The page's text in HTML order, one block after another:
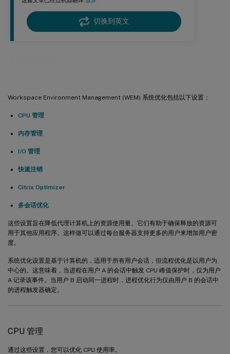
切换到英文
Workspace Environment Management (WEM) 系统优化包括以下设置：
CPU 管理
内存管理
I/O 管理
快速注销
Citrix Optimizer
多会话优化
这些设置旨在降低代理计算机上的资源使用量。它们有助于确保释放的资源可
用于其他应用程序。这样做可以通过每台服务器支持更多的用户来增加用户密
度。
系统优化设置是基于计算机的，适用于所有用户会话，但流程优化是以用户为
中心的。这意味着，当进程在用户 A 的会话中触发 CPU 峰值保护时，仅为用户
A 记录该事件。当用户 B 启动同一进程时，进程优化行为仅由用户 B 的会话中
的进程触发器确定。
CPU 管理
通过这些设置，您可以优化 CPU 使用率。
I/O 管理